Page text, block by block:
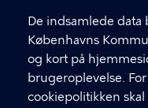
De indsamlede
Københavns
og kort på
brugeroplevelse.
cookiepolitikken
fFind andre
CVR-nummer
GENVEJE